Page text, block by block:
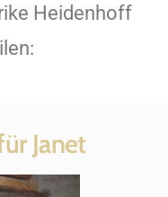
Heidenhoff
Janet